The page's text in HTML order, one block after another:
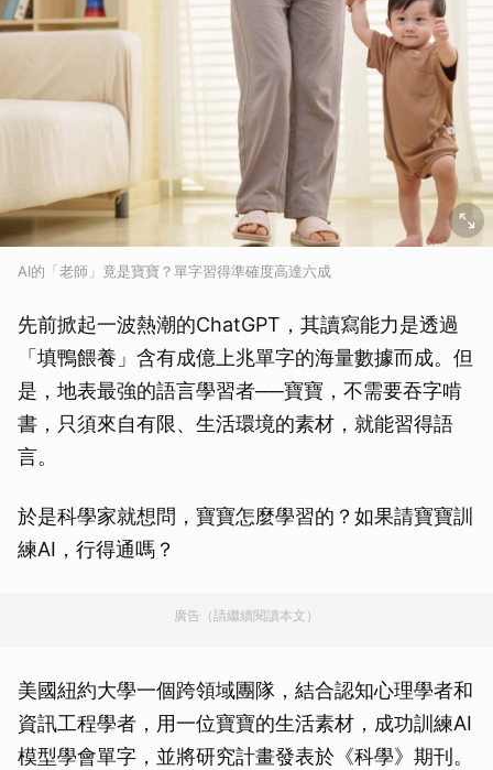
AI的「老師」竟是寶寶？單字習得準確度高達六成
先前掀起一波熱潮的ChatGPT，其讀寫能力是透過
「填鴨餵養」含有成億上兆單字的海量數據而成。但
是，地表最強的語言學習者──寶寶，不需要吞字啃
書，只須來自有限、生活環境的素材，就能習得語
言。
於是科學家就想問，寶寶怎麼學習的？如果請寶寶訓
練AI，行得通嗎？
廣告（請繼續閱讀本文）
美國紐約大學一個跨領域團隊，結合認知心理學者和
資訊工程學者，用一位寶寶的生活素材，成功訓練AI
模型學會單字，並將研究計畫發表於《科學》期刊。